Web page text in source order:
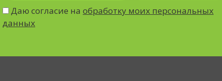
Даю согласие на обработку моих персональных
данных